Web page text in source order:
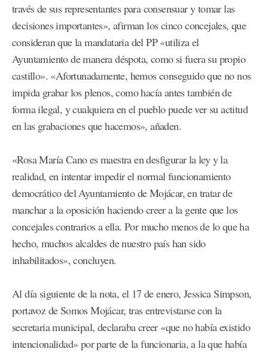
través de sus representantes para consensuar y tomar las
decisiones importantes», afirman los cinco concejales, que
consideran que la mandataria del PP «utiliza el
Ayuntamiento de manera déspota, como si fuera su propio
castillo». «Afortunadamente, hemos conseguido que no nos
impida grabar los plenos, como hacía antes también de
forma ilegal, y cualquiera en el pueblo puede ver su actitud
en las grabaciones que hacemos», añaden.
«Rosa María Cano es maestra en desfigurar la ley y la
realidad, en intentar impedir el normal funcionamiento
democrático del Ayuntamiento de Mojácar, en tratar de
manchar a la oposición haciendo creer a la gente que los
concejales contrarios a ella. Por mucho menos de lo que ha
hecho, muchos alcaldes de nuestro país han sido
inhabilitados», concluyen.
Al día siguiente de la nota, el 17 de enero, Jessica Simpson,
portavoz de Somos Mojácar, tras entrevistarse con la
secretaria municipal, declaraba creer «que no había existido
intencionalidad» por parte de la funcionaria, a la que había